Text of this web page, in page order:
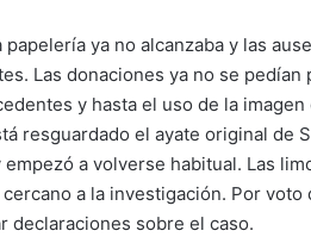
ya no alcanzaba y las
Las donaciones ya no se pedían
y hasta el uso de la imagen
resguardado el ayate original de
a volverse habitual. Las
a la investigación. Por voto
declaraciones sobre el caso.